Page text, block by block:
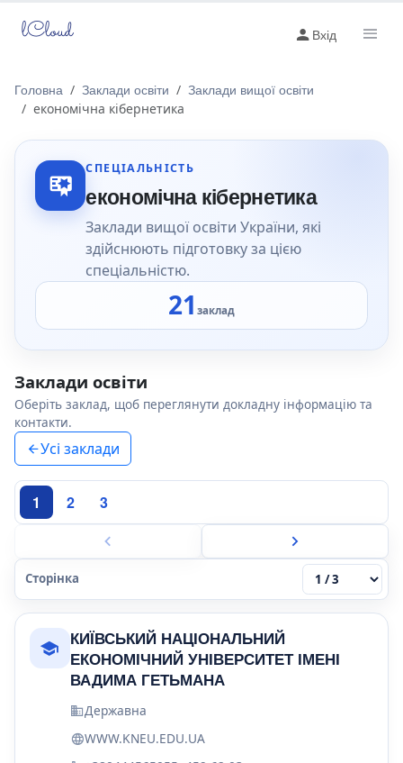
lCloud Вхід
Головна Заклади освіти Заклади вищої освіти
економічна кібернетика
СПЕЦІАЛЬНІСТЬ
економічна кібернетика
Заклади вищої освіти України, які
здійснюють підготовку за цією
спеціальністю.
21 заклад
Заклади освіти
Оберіть заклад, щоб переглянути докладну інформацію та
контакти.
Усі заклади
1 2 3
Сторінка
КИЇВСЬКИЙ НАЦІОНАЛЬНИЙ
ЕКОНОМІЧНИЙ УНІВЕРСИТЕТ ІМЕНІ
ВАДИМА ГЕТЬМАНА
Державна
WWW.KNEU.EDU.UA